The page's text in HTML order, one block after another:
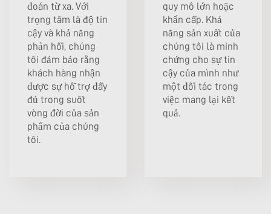
đoán từ xa. Với
trọng tâm là độ tin
cậy và khả năng
phản hồi, chúng
tôi đảm bảo rằng
khách hàng nhận
được sự hỗ trợ đầy
đủ trong suốt
vòng đời của sản
phẩm của chúng
tôi.
quy mô lớn hoặc
khẩn cấp. Khả
năng sản xuất của
chúng tôi là minh
chứng cho sự tin
cậy của mình như
một đối tác trong
việc mang lại kết
quả.